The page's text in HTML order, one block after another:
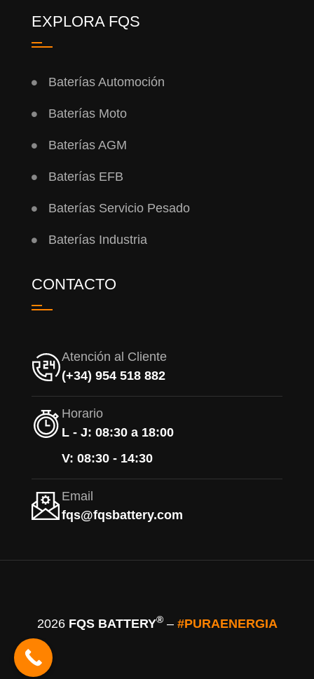
EXPLORA FQS
Baterías Automoción
Baterías Moto
Baterías AGM
Baterías EFB
Baterías Servicio Pesado
Baterías Industria
CONTACTO
Atención al Cliente
(+34) 954 518 882
Horario
L - J: 08:30 a 18:00
V: 08:30 - 14:30
Email
fqs@fqsbattery.com
2026 FQS BATTERY®– #PURAENERGIA